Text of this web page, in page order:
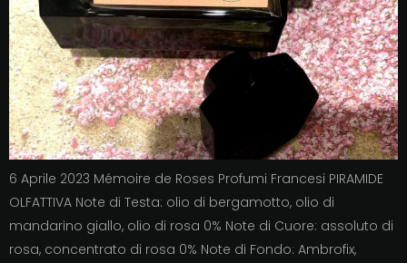
6 Aprile 2023 Mémoire de Roses Profumi Francesi PIRAMIDE
OLFATTIVA Note di Testa: olio di bergamotto, olio di
mandarino giallo, olio di rosa 0% Note di Cuore: assoluto di
rosa, concentrato di rosa 0% Note di Fondo: Ambrofix,